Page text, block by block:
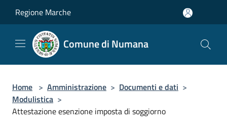
Regione Marche
Comune di Numana
Home > Amministrazione > Documenti e dati >
Modulistica >
Attestazione esenzione imposta di soggiorno